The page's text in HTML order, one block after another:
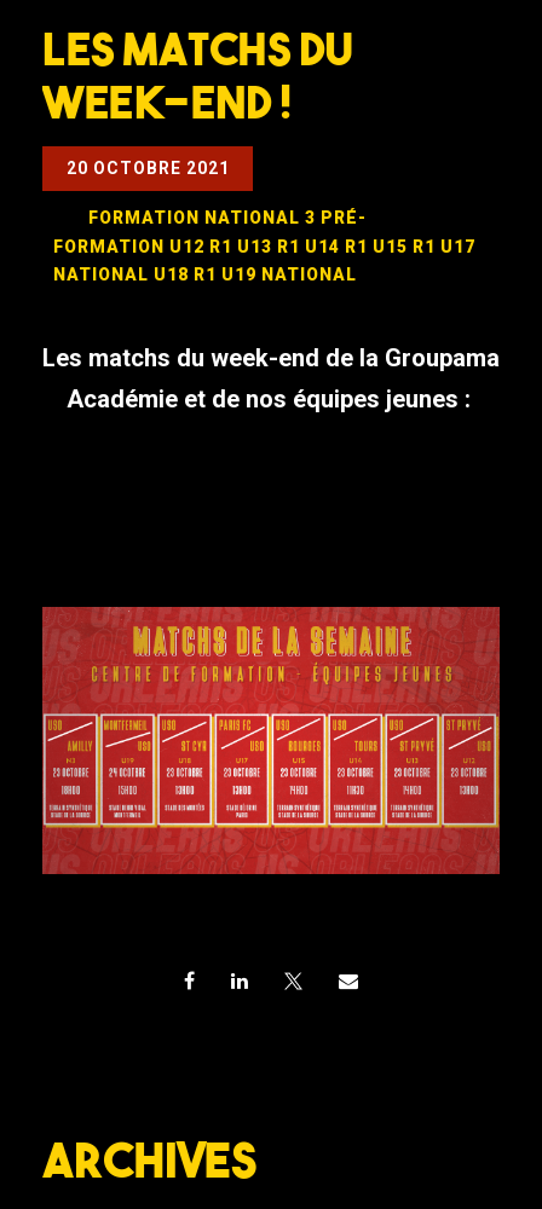
Les matchs du
week-end !
20 OCTOBRE 2021
FORMATION NATIONAL 3 PRÉ-
FORMATION U12 R1 U13 R1 U14 R1 U15 R1 U17
NATIONAL U18 R1 U19 NATIONAL
Les matchs du week-end de la Groupama
Académie et de nos équipes jeunes :
Archives